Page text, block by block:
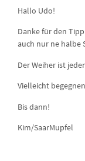
Hallo Udo!
Danke für den
auch nur ne halbe
Der Weiher ist
Vielleicht
Bis dann!
Kim/SaarMupfel